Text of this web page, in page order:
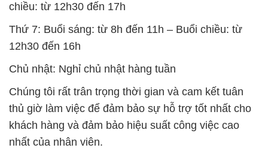
chiều: từ 12h30 đến 17h
Thứ 7: Buổi sáng: từ 8h đến 11h – Buổi chiều: từ
12h30 đến 16h
Chủ nhật: Nghỉ chủ nhật hàng tuần
Chúng tôi rất trân trọng thời gian và cam kết tuân
thủ giờ làm việc để đảm bảo sự hỗ trợ tốt nhất cho
khách hàng và đảm bảo hiệu suất công việc cao
nhất của nhân viên.